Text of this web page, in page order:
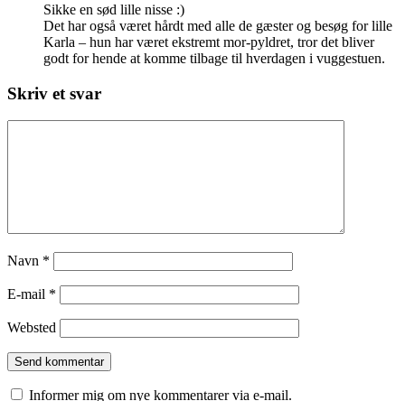
Sikke en sød lille nisse :)
Det har også været hårdt med alle de gæster og besøg for lille
Karla – hun har været ekstremt mor-pyldret, tror det bliver
godt for hende at komme tilbage til hverdagen i vuggestuen.
Skriv et svar
Navn *
E-mail *
Websted
Informer mig om nye kommentarer via e-mail.